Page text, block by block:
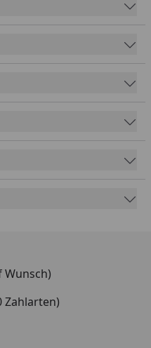
5 m,
Verbrauch:
(1x jährlich)
keinerlei Werkzeug
Wunsch)
Zahlarten)